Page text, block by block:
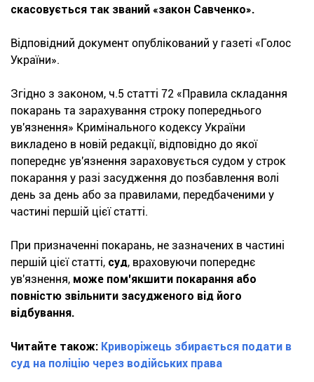
скасовується так званий «закон Савченко».
Відповідний документ опублікований у газеті «Голос
України».
Згідно з законом, ч.5 статті 72 «Правила складання
покарань та зарахування строку попереднього
ув'язнення» Кримінального кодексу України
викладено в новій редакції, відповідно до якої
попереднє ув'язнення зараховується судом у строк
покарання у разі засудження до позбавлення волі
день за день або за правилами, передбаченими у
частині першій цієї статті.
При призначенні покарань, не зазначених в частині
першій цієї статті, суд, враховуючи попереднє
ув'язнення, може пом'якшити покарання або
повністю звільнити засудженого від його
відбування.
Читайте також: Криворіжець збирається подати в
суд на поліцію через водійських права